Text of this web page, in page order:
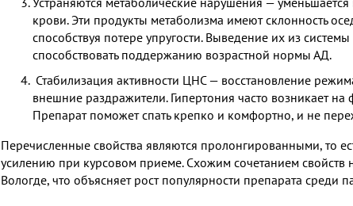
крови. Эти продукты метаболизма имеют склонность
способствуя потере упругости. Выведение их из
способствовать поддержанию возрастной нормы АД.
Стабилизация активности ЦНС — восстановление
внешние раздражители. Гипертония часто возникает
Препарат поможет спать крепко и комфортно, и не
Перечисленные свойства являются пролонгированными, то
усилению при курсовом приеме. Схожим сочетанием свойств
Вологде, что объясняет рост популярности препарата среди